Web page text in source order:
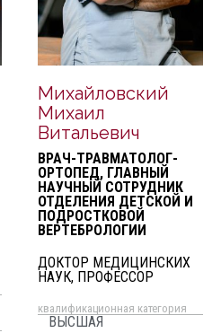
Михайловский
Михаил
Витальевич
ВРАЧ-ТРАВМАТОЛОГ-
ОРТОПЕД, ГЛАВНЫЙ
НАУЧНЫЙ СОТРУДНИК
ОТДЕЛЕНИЯ ДЕТСКОЙ И
ПОДРОСТКОВОЙ
ВЕРТЕБРОЛОГИИ
ДОКТОР МЕДИЦИНСКИХ
НАУК, ПРОФЕССОР
квалификационная категория
ВЫСШАЯ